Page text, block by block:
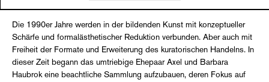
Die 1990er Jahre werden in der bildenden Kunst mit konzeptueller
Schärfe und formalästhetischer Reduktion verbunden. Aber auch mit
Freiheit der Formate und Erweiterung des kuratorischen Handelns. In
dieser Zeit begann das umtriebige Ehepaar Axel und Barbara
Haubrok eine beachtliche Sammlung aufzubauen, deren Fokus auf